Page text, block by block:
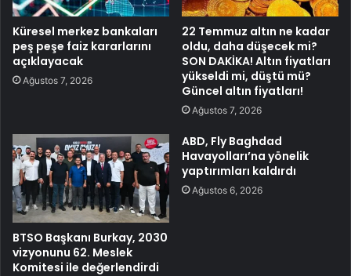
Küresel merkez bankaları
peş peşe faiz kararlarını
açıklayacak
Ağustos 7, 2026
22 Temmuz altın ne kadar
oldu, daha düşecek mi?
SON DAKİKA! Altın fiyatları
yükseldi mi, düştü mü?
Güncel altın fiyatları!
Ağustos 7, 2026
BTSO Başkanı Burkay, 2030
vizyonunu 62. Meslek
Komitesi ile değerlendirdi
ABD, Fly Baghdad
Havayolları’na yönelik
yaptırımları kaldırdı
Ağustos 6, 2026